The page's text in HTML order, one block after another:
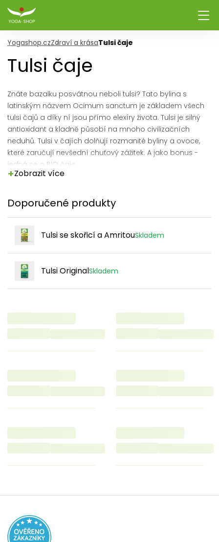
Yogashop.czZdraví a krásaTulsi čaje
Tulsi čaje
Znáte bazalku posvátnou neboli tulsi? Tato bylina s
latinským názvem Ocimum sanctum je základem všech
tulsi čajů a díky ní jsou přímo elexíry života. Tulsi je silný
antioxidant a kladně působí na mnoho civilizačních
neduhů. Tulsi v čajích dolňují rozmanité byliny a ovoce,
které zaručují nevšední chuťový zážitek. A jako bonus -
jedná se o BIO čaje.
+Zobrazit více
Doporučené produkty
Tulsi se skořicí a AmritouSkladem
Tulsi OriginalSkladem